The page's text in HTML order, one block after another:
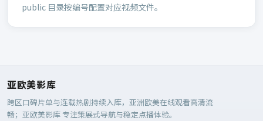
public 目录按编号配置对应视频文件。
亚欧美影库
跨区口碑片单与连载热剧持续入库，亚洲欧美在线观看高清流
畅； 亚欧美影库 专注策展式导航与稳定点播体验。